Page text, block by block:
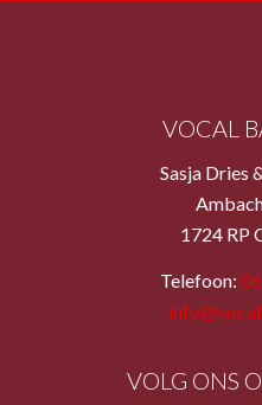
VOCAL
Sasja Dries
1724 RP
Telefoon:
VOLG ONS